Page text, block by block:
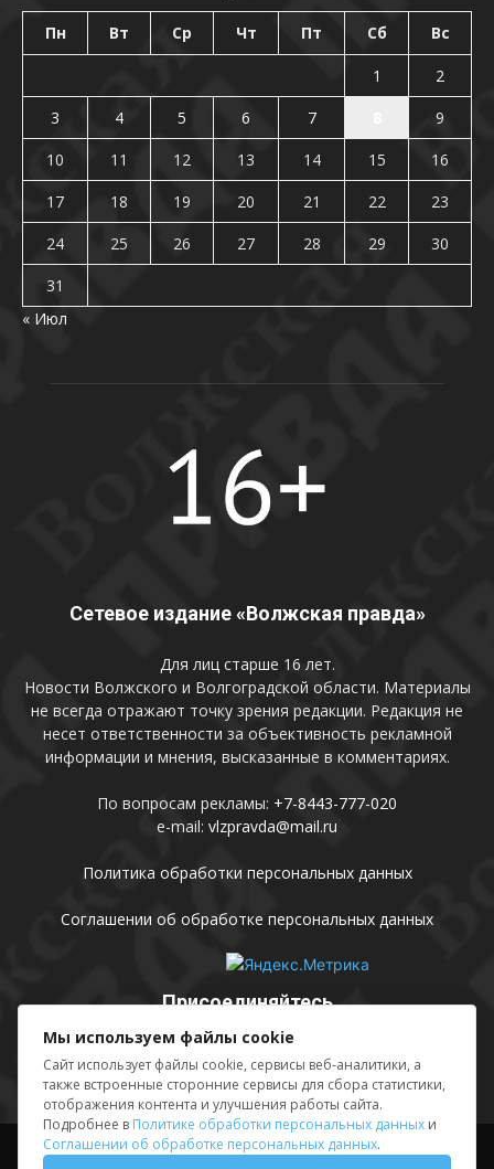
Пн Вт Ср Чт Пт Сб Вс
1
2
3
4 5 6 7
9
10
11 12 13 14 15
16
17
18 19 20 21 22
23
24
25 26 27 28 29
30
31
« Июл
Сетевое издание «Волжская правда»
Для лиц старше 16 лет.
Новости Волжского и Волгоградской области. Материалы
не всегда отражают точку зрения редакции. Редакция не
несет ответственности за объективность рекламной
информации и мнения, высказанные в комментариях.
По вопросам рекламы: +7-8443-777-020
e-mail: vlzpravda@mail.ru
Политика обработки персональных данных
Соглашении об обработке персональных данных
Присоединяйтесь
Выходные данные Sing in
Мы используем файлы cookie
Сайт использует файлы cookie, сервисы веб-аналитики, а
также встроенные сторонние сервисы для сбора статистики,
отображения контента и улучшения работы сайта.
Подробнее в Политике обработки персональных данных и
Соглашении об обработке персональных данных.